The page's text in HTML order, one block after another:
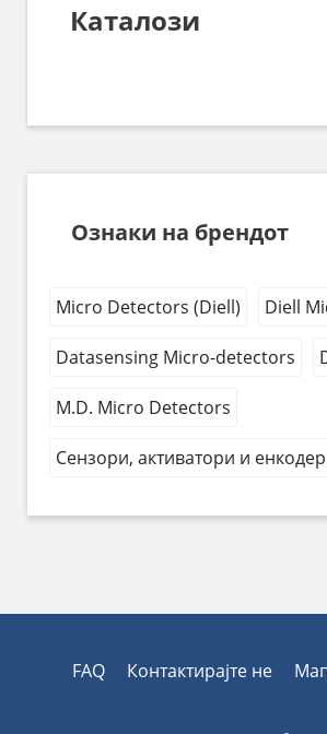
Каталози
Ознаки на брендот
Micro Detectors (Diell) Diell
Datasensing Micro-detectors
M.D. Micro Detectors
Сензори, активатори и
FAQ Контактирајте не